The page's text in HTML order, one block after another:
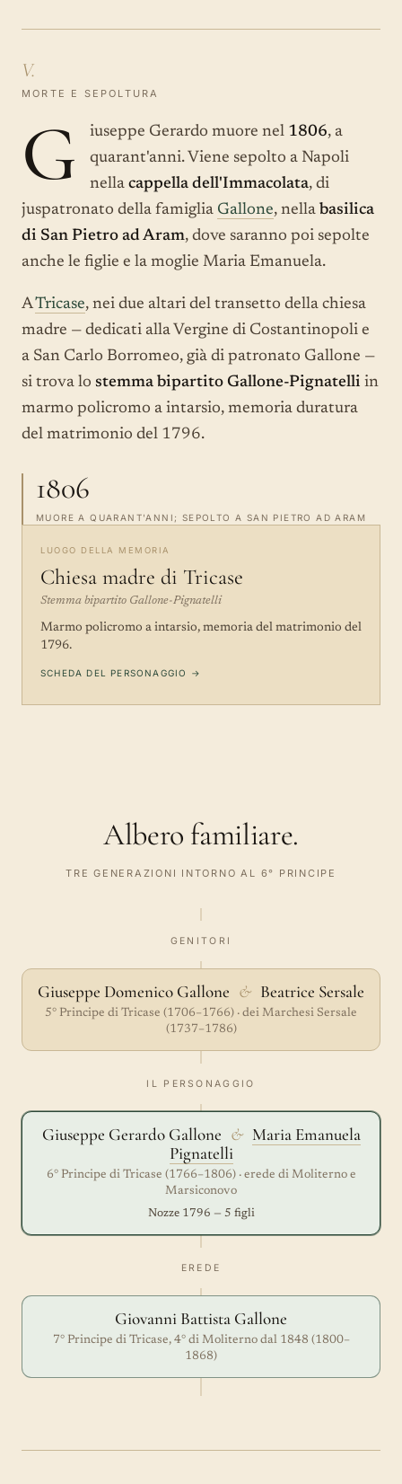
V.
MORTE E SEPOLTURA
G iuseppe Gerardo muore nel 1806, a
quarant'anni. Viene sepolto a Napoli
nella cappella dell'Immacolata, di
juspatronato della famiglia Gallone, nella basilica
di San Pietro ad Aram, dove saranno poi sepolte
anche le figlie e la moglie Maria Emanuela.
ATricase, nei due altari del transetto della chiesa
madre — dedicati alla Vergine di Costantinopoli e
a San Carlo Borromeo, già di patronato Gallone —
si trova lo stemma bipartito Gallone-Pignatelli in
marmo policromo a intarsio, memoria duratura
del matrimonio del 1796.
1806
MUORE A QUARANT'ANNI; SEPOLTO A SAN PIETRO AD ARAM
LUOGO DELLA MEMORIA
Chiesa madre di Tricase
Stemma bipartito Gallone-Pignatelli
Marmo policromo a intarsio, memoria del matrimonio del
1796.
SCHEDA DEL PERSONAGGIO →
Albero familiare.
TRE GENERAZIONI INTORNO AL 6° PRINCIPE
GENITORI
Giuseppe Domenico Gallone & Beatrice Sersale
5° Principe di Tricase (1706–1766) · dei Marchesi Sersale
(1737–1786)
IL PERSONAGGIO
Giuseppe Gerardo Gallone & Maria Emanuela
Pignatelli
6° Principe di Tricase (1766–1806) · erede di Moliterno e
Marsiconovo
Nozze 1796 — 5 figli
EREDE
Giovanni Battista Gallone
7° Principe di Tricase, 4° di Moliterno dal 1848 (1800–
1868)